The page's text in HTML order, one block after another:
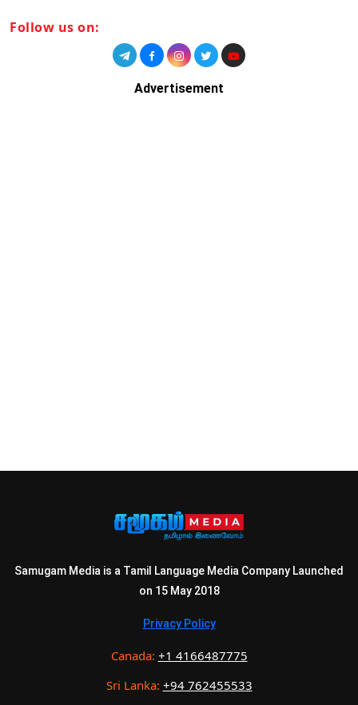
Follow us on:
Advertisement
Samugam Media is a Tamil Language Media Company Launched
on 15 May 2018
Privacy Policy
Canada: +1 4166487775
Sri Lanka: +94 762455533